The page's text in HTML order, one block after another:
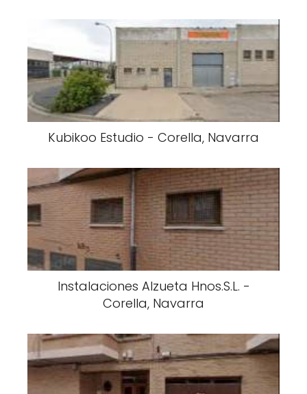
Kubikoo Estudio - Corella, Navarra
Instalaciones Alzueta Hnos.S.L. -
Corella, Navarra